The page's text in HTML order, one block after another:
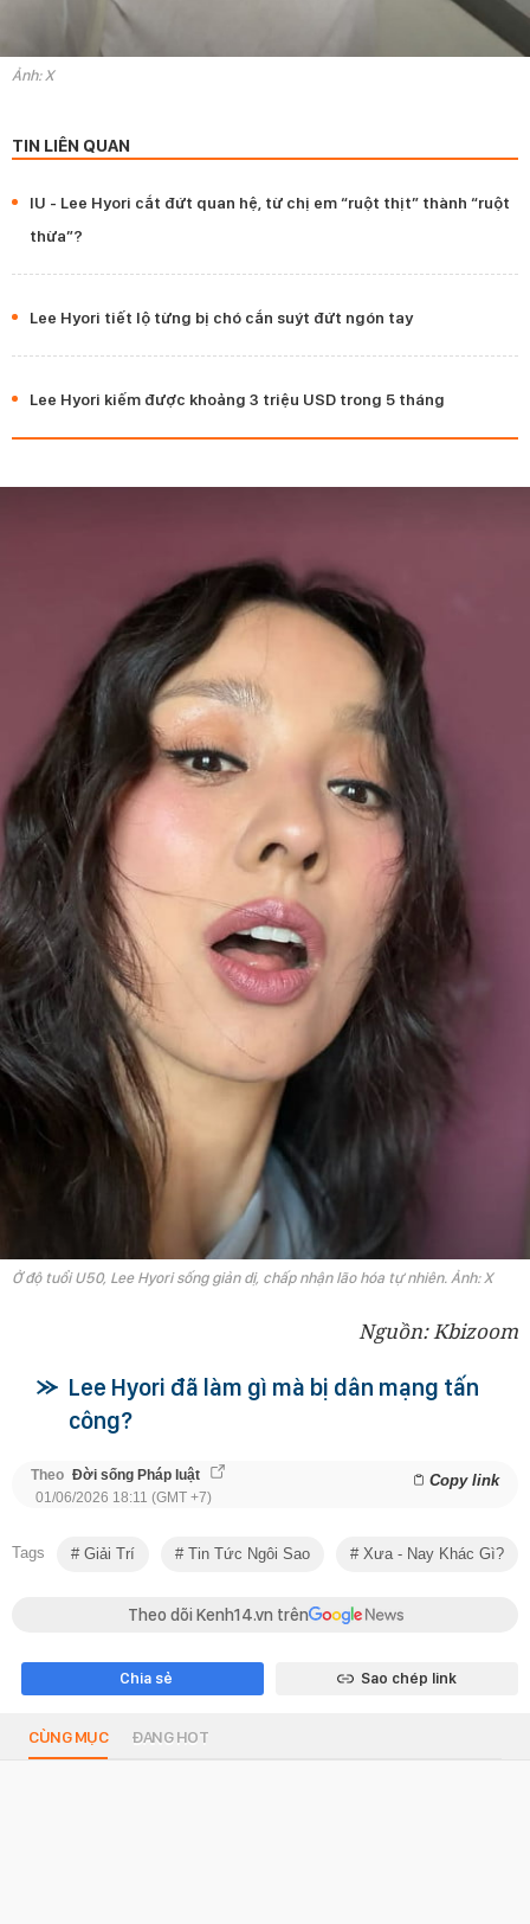
Ảnh: X
TIN LIÊN QUAN
IU - Lee Hyori cắt đứt quan hệ, từ chị em “ruột thịt” thành “ruột
thừa”?
Lee Hyori tiết lộ từng bị chó cắn suýt đứt ngón tay
Lee Hyori kiếm được khoảng 3 triệu USD trong 5 tháng
Ở độ tuổi U50, Lee Hyori sống giản dị, chấp nhận lão hóa tự nhiên. Ảnh: X
Nguồn: Kbizoom
Lee Hyori đã làm gì mà bị dân mạng tấn
công?
Theo Đời sống Pháp luật Copy link
01/06/2026 18:11 (GMT +7)
Tags Giải Trí Tin Tức Ngôi Sao Xưa - Nay Khác Gì?
Theo dõi Kenh14.vn trên
Chia sẻ Sao chép link
CÙNG MỤC ĐANG HOT